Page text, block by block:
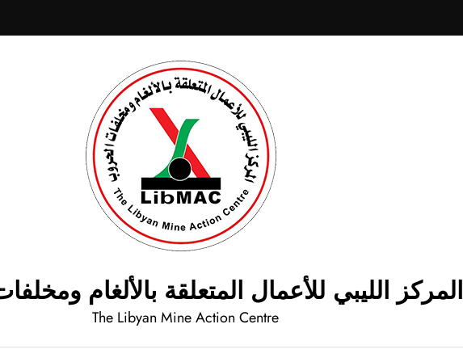
المركز الليبي للأعمال المتعلقة بالألغام
The Libyan Mine Action Centre